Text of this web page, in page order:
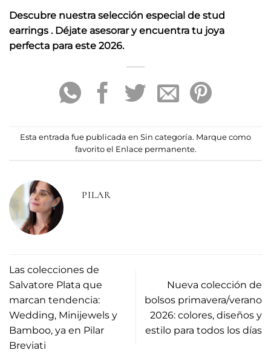
Descubre nuestra selección especial de stud
earrings . Déjate asesorar y encuentra tu joya
perfecta para este 2026.
Esta entrada fue publicada en Sin categoría. Marque como
favorito el Enlace permanente.
PILAR
Las colecciones de
Salvatore Plata que
marcan tendencia:
Wedding, Minijewels y
Bamboo, ya en Pilar
Breviati
Nueva colección de
bolsos primavera/verano
2026: colores, diseños y
estilo para todos los días